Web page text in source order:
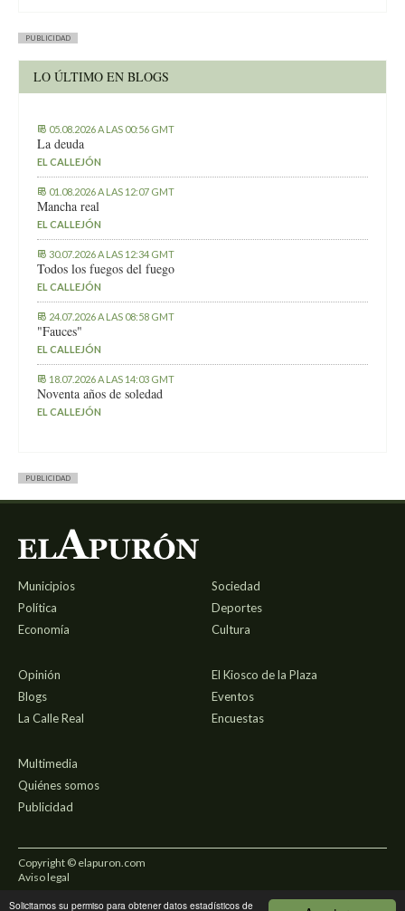
Solicitamos su permiso para obtener datos estadísticos de
PUBLICIDAD
LO ÚLTIMO EN BLOGS
05.08.2026 A LAS 00:56 GMT
La deuda
EL CALLEJÓN
01.08.2026 A LAS 12:07 GMT
Mancha real
EL CALLEJÓN
30.07.2026 A LAS 12:34 GMT
Todos los fuegos del fuego
EL CALLEJÓN
24.07.2026 A LAS 08:58 GMT
"Fauces"
EL CALLEJÓN
18.07.2026 A LAS 14:03 GMT
Noventa años de soledad
EL CALLEJÓN
PUBLICIDAD
Municipios
Política
Economía
Sociedad
Deportes
Cultura
Opinión
Blogs
La Calle Real
El Kiosco de la Plaza
Eventos
Encuestas
Multimedia
Quiénes somos
Publicidad
Copyright © elapuron.com
Aviso legal